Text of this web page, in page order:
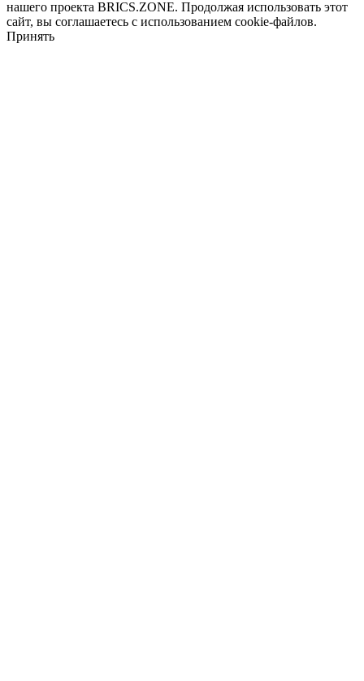
нашего проекта BRICS.ZONE. Продолжая использовать этот
сайт, вы соглашаетесь с использованием cookie-файлов.
Принять